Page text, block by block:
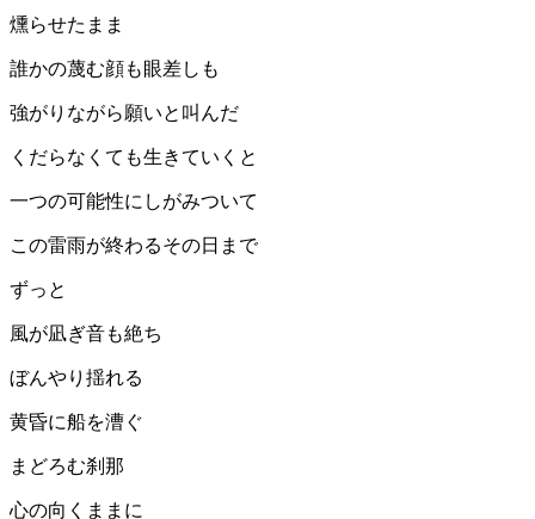
燻らせたまま
誰かの蔑む顔も眼差しも
強がりながら願いと叫んだ
くだらなくても生きていくと
一つの可能性にしがみついて
この雷雨が終わるその日まで
ずっと
風が凪ぎ音も絶ち
ぼんやり揺れる
黄昏に船を漕ぐ
まどろむ刹那
心の向くままに